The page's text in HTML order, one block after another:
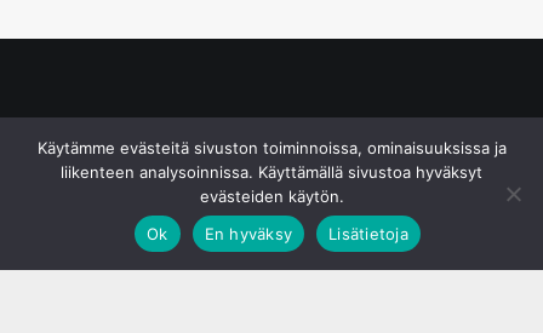
Käytämme evästeitä sivuston toiminnoissa, ominaisuuksissa ja
liikenteen analysoinnissa. Käyttämällä sivustoa hyväksyt
evästeiden käytön.
Ok
En hyväksy Lisätietoja